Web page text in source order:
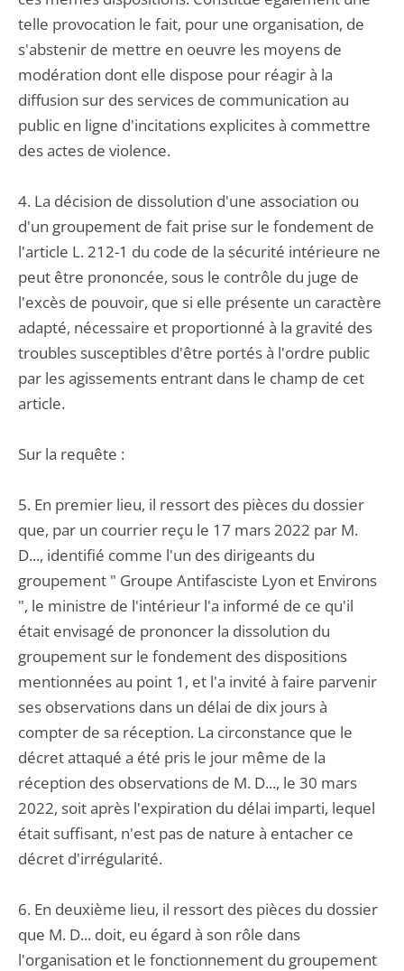
telle provocation le fait, pour une organisation, de
s'abstenir de mettre en oeuvre les moyens de
modération dont elle dispose pour réagir à la
diffusion sur des services de communication au
public en ligne d'incitations explicites à commettre
des actes de violence.
4. La décision de dissolution d'une association ou
d'un groupement de fait prise sur le fondement de
l'article L. 212-1 du code de la sécurité intérieure ne
peut être prononcée, sous le contrôle du juge de
l'excès de pouvoir, que si elle présente un caractère
adapté, nécessaire et proportionné à la gravité des
troubles susceptibles d'être portés à l'ordre public
par les agissements entrant dans le champ de cet
article.
Sur la requête :
5. En premier lieu, il ressort des pièces du dossier
que, par un courrier reçu le 17 mars 2022 par M.
D..., identifié comme l'un des dirigeants du
groupement " Groupe Antifasciste Lyon et Environs
", le ministre de l'intérieur l'a informé de ce qu'il
était envisagé de prononcer la dissolution du
groupement sur le fondement des dispositions
mentionnées au point 1, et l'a invité à faire parvenir
ses observations dans un délai de dix jours à
compter de sa réception. La circonstance que le
décret attaqué a été pris le jour même de la
réception des observations de M. D..., le 30 mars
2022, soit après l'expiration du délai imparti, lequel
était suffisant, n'est pas de nature à entacher ce
décret d'irrégularité.
6. En deuxième lieu, il ressort des pièces du dossier
que M. D... doit, eu égard à son rôle dans
l'organisation et le fonctionnement du groupement